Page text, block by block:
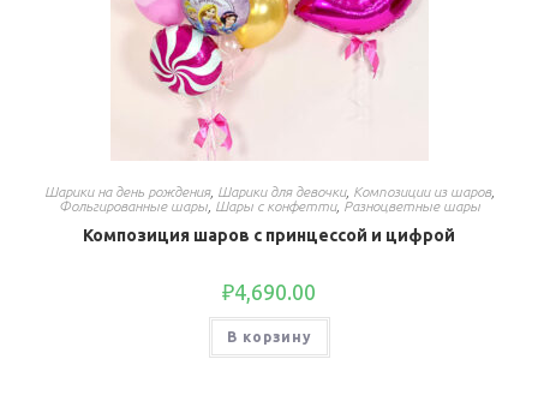
Шарики на день рождения, Шарики для девочки, Композиции из шаров,
Фольгированные шары, Шары с конфетти, Разноцветные шары
Композиция шаров с принцессой и цифрой
₽4,690.00
В корзину